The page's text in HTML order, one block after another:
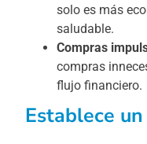
solo es más
saludable.
Compras
compras
flujo financiero.
Establece